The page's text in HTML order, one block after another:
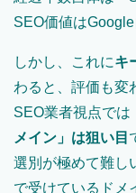
SEO価値は
しかし、これにキ
わると、評価も変
SEO業者視点では
メイン」は狙い目
選別が極めて難し
で受けているドメ